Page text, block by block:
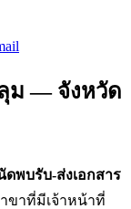
ม — จังหวัด
ดพบรับ-ส่งเอกสาร
ขาที่มีเจ้าหน้าที่